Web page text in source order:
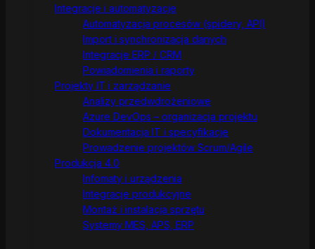
Integracje i automatyzacje
Automatyzacja procesów (spidery, API)
Import i synchronizacja danych
Integracje ERP / CRM
Powiadomienia i raporty
Projekty IT i zarządzanie
Analizy przedwdrożeniowe
Azure DevOps – organizacja projektu
Dokumentacja IT i specyfikacje
Prowadzenie projektów Scrum/Agile
Produkcja 4.0
Infomaty i urządzenia
Integracje produkcyjne
Montaż i instalacja sprzętu
Systemy MES, APS, ERP